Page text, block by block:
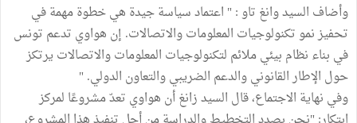
وأضاف السيد وانغ تاو : " اعتماد سياسة جيدة هي خطوة مهمة في
تحفيز نمو تكنولوجيات المعلومات والاتصالات. إن هواوي تدعم تونس
في بناء نظام بيئي ملائم لتكنولوجيات المعلومات والاتصالات يرتكز
حول الإطار القانوني والدعم الضريبي والتعاون الدولي. "
وفي نهاية الاجتماع، قال السيد زانغ أن هواوي تعدّ مشروعًا لمركز